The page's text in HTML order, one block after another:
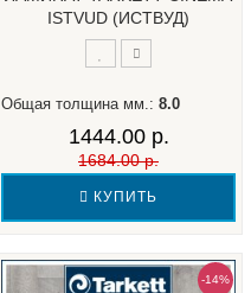
ISTVUD (ИСТВУД)
Общая толщина мм.: 8.0
1444.00 р.
1684.00 р.
КУПИТЬ
-14%